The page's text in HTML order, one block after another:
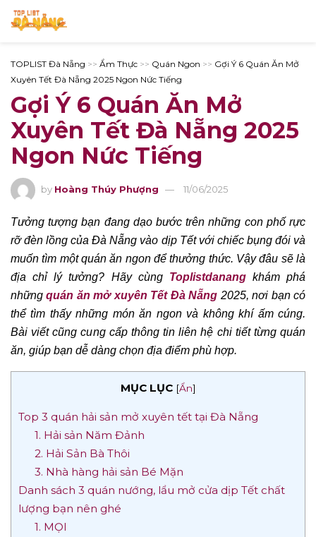
TOPLIST Đà Nẵng >> Ẩm Thực >> Quán Ngon >> Gợi Ý 6 Quán Ăn Mở
Xuyên Tết Đà Nẵng 2025 Ngon Nức Tiếng
Gợi Ý 6 Quán Ăn Mở
Xuyên Tết Đà Nẵng 2025
Ngon Nức Tiếng
by Hoàng Thúy Phượng 11/06/2025
Tưởng tượng bạn đang dạo bước trên những con phố rực
rỡ đèn lồng của Đà Nẵng vào dịp Tết với chiếc bụng đói và
muốn tìm một quán ăn ngon để thưởng thức. Vậy đâu sẽ là
địa chỉ lý tưởng? Hãy cùng Toplistdanangkhám phá
nhữngquán ăn mở xuyên Tết Đà Nẵng 2025, nơi bạn có
thể tìm thấy những món ăn ngon và không khí ấm cúng.
Bài viết cũng cung cấp thông tin liên hệ chi tiết từng quán
ăn, giúp bạn dễ dàng chọn địa điểm phù hợp.
MỤC LỤC [Ẩn]
Top 3 quán hải sản mở xuyên tết tại Đà Nẵng
1. Hải sản Năm Đảnh
2. Hải Sản Bà Thôi
3. Nhà hàng hải sản Bé Mặn
Danh sách 3 quán nướng, lẩu mở cửa dịp Tết chất
lượng bạn nên ghé
1. MỌI